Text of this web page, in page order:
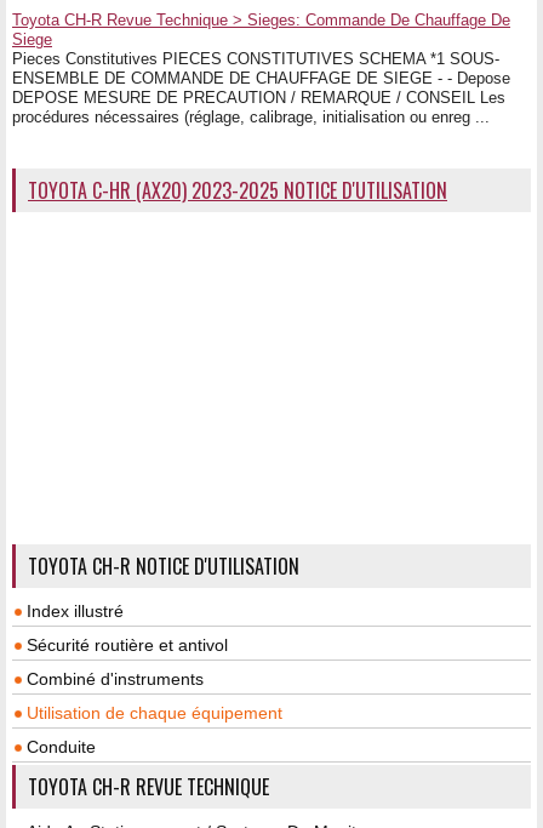
Toyota CH-R Revue Technique > Sieges: Commande De Chauffage De
Siege
Pieces Constitutives PIECES CONSTITUTIVES SCHEMA *1 SOUS-
ENSEMBLE DE COMMANDE DE CHAUFFAGE DE SIEGE - - Depose
DEPOSE MESURE DE PRECAUTION / REMARQUE / CONSEIL Les
procédures nécessaires (réglage, calibrage, initialisation ou enreg ...
TOYOTA C-HR (AX20) 2023-2025 NOTICE D'UTILISATION
TOYOTA CH-R NOTICE D'UTILISATION
Index illustré
Sécurité routière et antivol
Combiné d'instruments
Utilisation de chaque équipement
Conduite
TOYOTA CH-R REVUE TECHNIQUE